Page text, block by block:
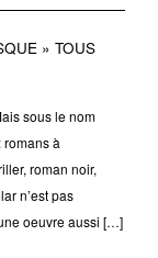
» TOUS
sous le nom
à
roman noir,
n’est pas
oeuvre aussi […]